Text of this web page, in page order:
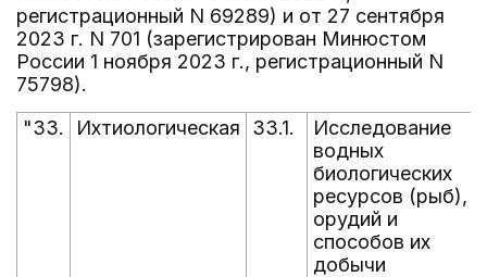
регистрационный N 69289) и от 27 сентября
2023 г. N 701 (зарегистрирован Минюстом
России 1 ноября 2023 г., регистрационный N
75798).
"33.
Ихтиологическая 33.1.
Исследование
водных
биологических
ресурсов (рыб),
орудий и
способов их
добычи